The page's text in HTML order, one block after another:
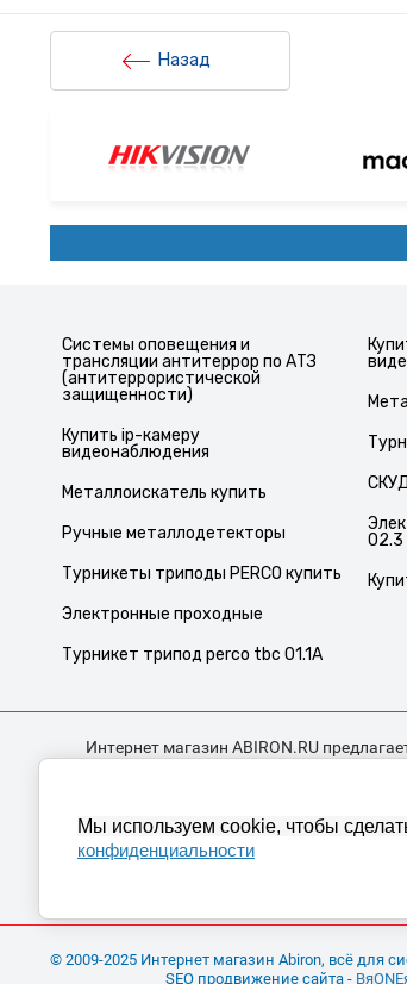
Назад
Системы оповещения и
трансляции антитеррор по АТЗ
(антитеррористической
защищенности)
Купить ip-камеру
видеонаблюдения
Металлоискатель купить
Ручные металлодетекторы
Турникеты триподы PERCO купить
Электронные проходные
Турникет трипод perco tbc 01.1A
02.3
Интернет магазин ABIRON.RU
товара в города: Ачинск, Шарыпово,
© 2009-2025 Интернет магазин Abiron, всё для
SEO продвижение сайта -
Мы используем cookie, чтобы
конфиденциальности